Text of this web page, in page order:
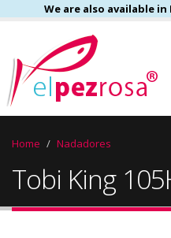
We are also available
Home Nadadores
Tobi King